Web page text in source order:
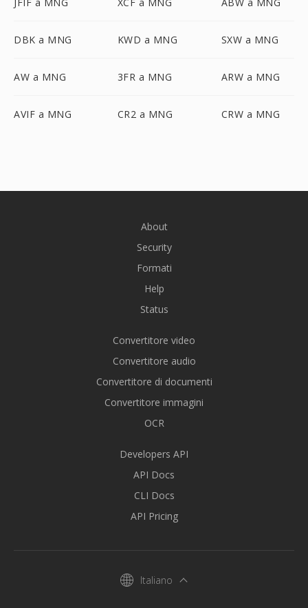
DBK a MNG KWD a MNG SXW a MNG
AW a MNG 3FR a MNG ARW a MNG
AVIF a MNG CR2 a MNG CRW a MNG
About
Security
Formati
Help
Status
Convertitore video
Convertitore audio
Convertitore di documenti
Convertitore immagini
OCR
Developers API
API Docs
CLI Docs
API Pricing
Italiano